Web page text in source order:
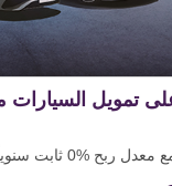
السيارات
%0 ثابت سنوياً.